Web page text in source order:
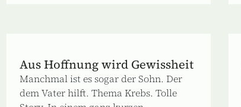
Aus Hoffnung wird Gewissheit
Manchmal ist es sogar der Sohn. Der
dem Vater hilft. Thema Krebs. Tolle